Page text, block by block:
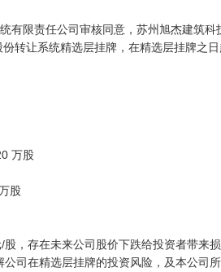
转让系统精选层挂牌，在精选层挂牌之
司在精选层挂牌的投资风险，及本公司